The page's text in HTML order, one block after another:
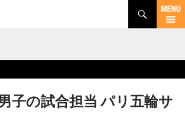
子の試合担当 パリ五輪サ